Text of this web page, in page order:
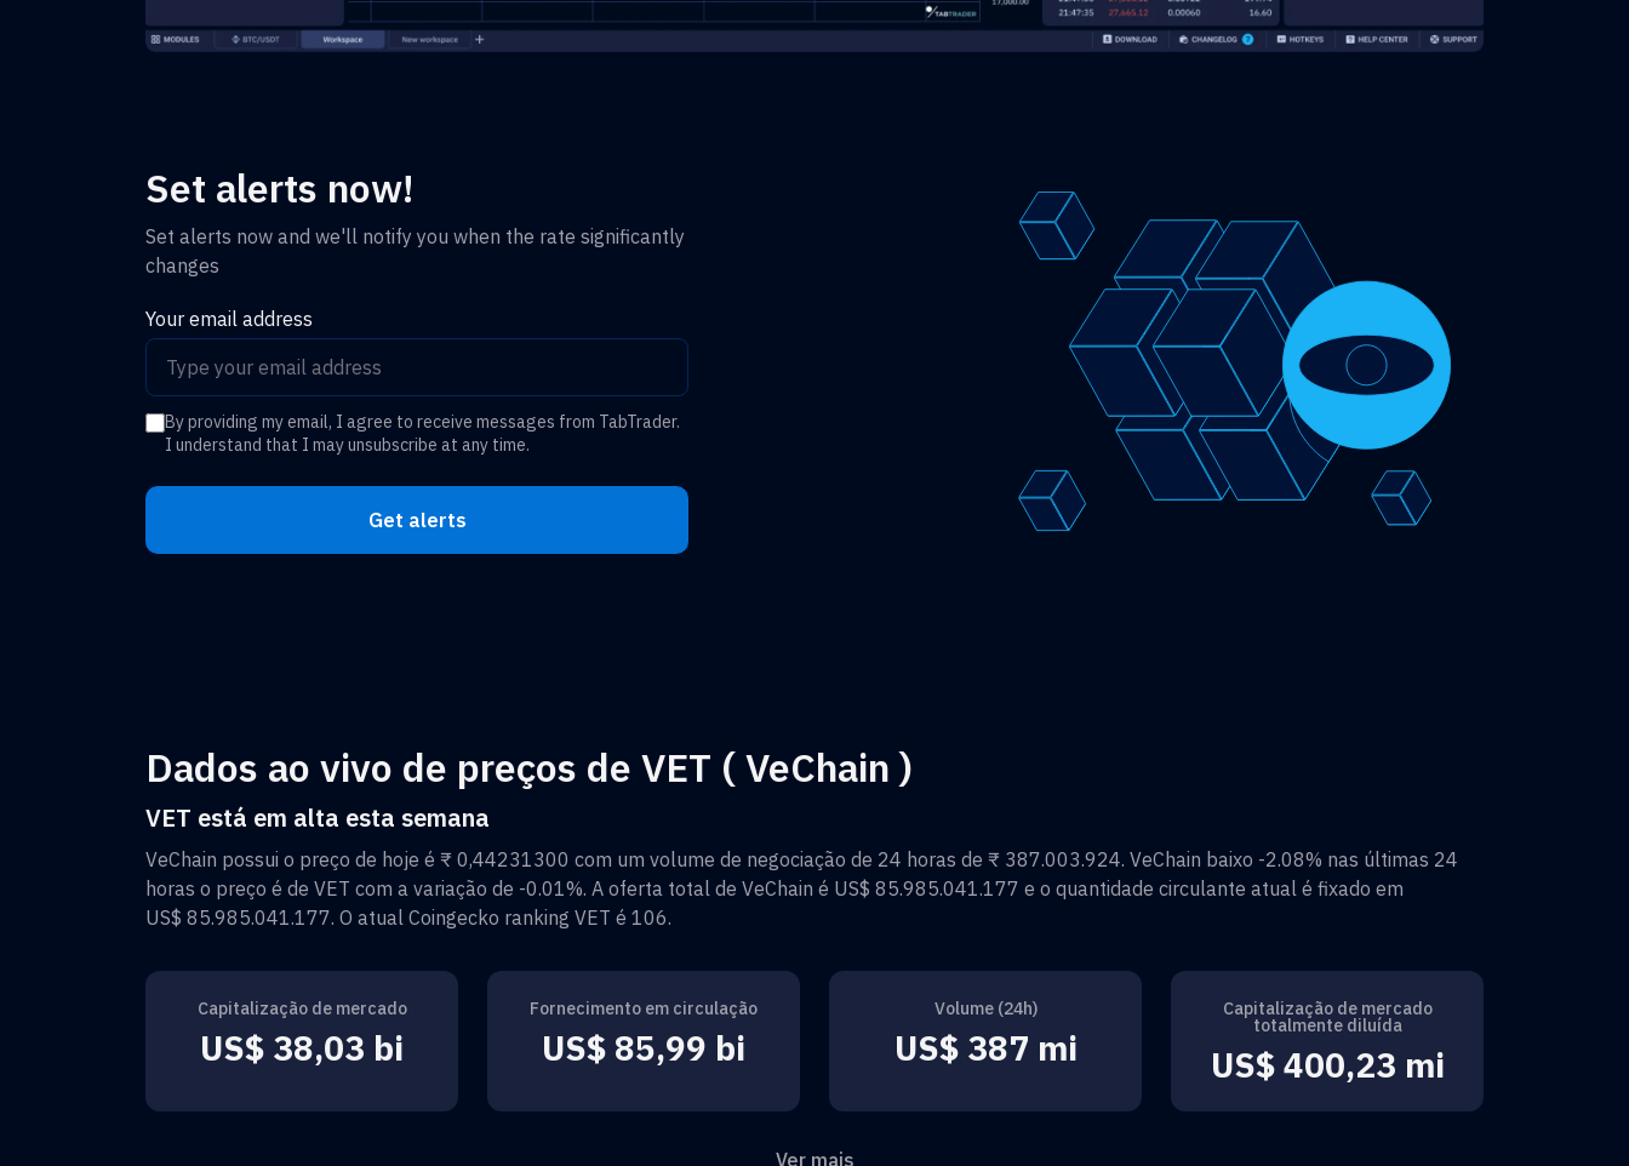
Set alerts now!
Set alerts now and we'll notify you when the rate significantly
changes
Your email address
By providing my email, I agree to receive messages from TabTrader.
I understand that I may unsubscribe at any time.
Get alerts
Dados ao vivo de preços de VET ( VeChain )
VET está em alta esta semana
VeChain possui o preço de hoje é ₹ 0,44231300 com um volume de negociação de 24 horas de ₹ 387.003.924. VeChain baixo -2.08% nas últimas 24
horas o preço é de VET com a variação de -0.01%. A oferta total de VeChain é US$ 85.985.041.177 e o quantidade circulante atual é fixado em
US$ 85.985.041.177. O atual Coingecko ranking VET é 106.
Capitalização de mercado
US$ 38,03 bi
Fornecimento em circulação
US$ 85,99 bi
Volume (24h)
US$ 387 mi
Capitalização de mercado
totalmente diluída
US$ 400,23 mi
Ver mais